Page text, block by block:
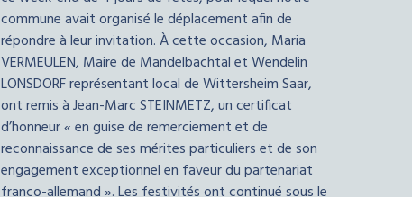
commune avait organisé le déplacement afin de
répondre à leur invitation. À cette occasion, Maria
VERMEULEN, Maire de Mandelbachtal et Wendelin
LONSDORF représentant local de Wittersheim Saar,
ont remis à Jean-Marc STEINMETZ, un certificat
d’honneur « en guise de remerciement et de
reconnaissance de ses mérites particuliers et de son
engagement exceptionnel en faveur du partenariat